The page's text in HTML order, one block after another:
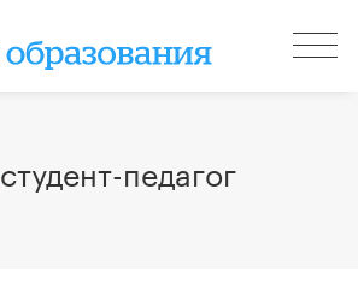
студент-педагог